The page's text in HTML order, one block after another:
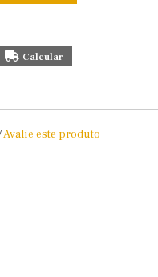
Avalie este produto